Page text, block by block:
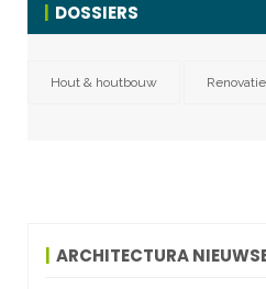
DOSSIERS
Hout & houtbouw Renovatie
ARCHITECTURA